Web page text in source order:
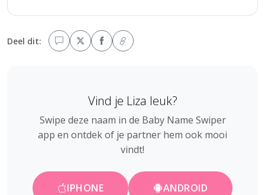
Deel dit:
Vind je Liza leuk?
Swipe deze naam in de Baby Name Swiper
app en ontdek of je partner hem ook mooi
vindt!
IPHONE ANDROID